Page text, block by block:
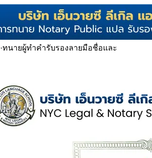
·ทนายผู้ทำคำรับรองลายมือชื่อและ